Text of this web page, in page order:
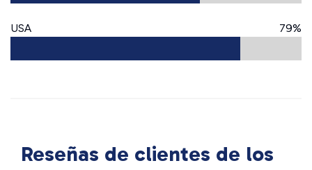
USA 79%
Reseñas de clientes de los